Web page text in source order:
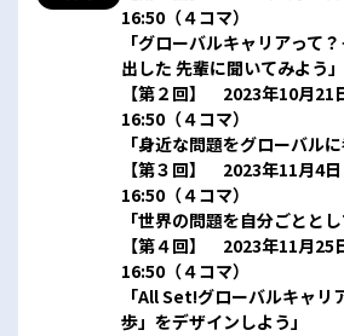
16:50（４コマ）
「グローバルキャリアって
出した 先輩に聞いてみよう」
【第２回】 2023年10月21
16:50（４コマ）
「身近な問題をグローバルに
【第３回】 2023年11月4
16:50（４コマ）
「世界の問題を自分ごととし
【第４回】 2023年11月25
16:50（４コマ）
「All Set!グローバルキャリ
歩」をデザインしよう」